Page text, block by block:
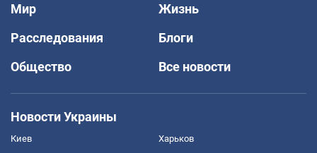
Мир
Жизнь
Расследования
Блоги
Общество
Все новости
Новости Украины
Киев Харьков